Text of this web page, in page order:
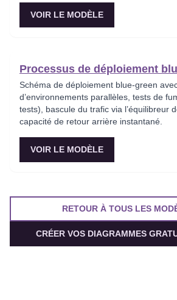
VOIR LE MODÈLE
Processus de déploiement
Schéma de déploiement blue-green
d’environnements parallèles, tests de
tests), bascule du trafic via l’équilibreur
capacité de retour arrière instantané.
VOIR LE MODÈLE
RETOUR À TOUS LES
CRÉER VOS DIAGRAMMES